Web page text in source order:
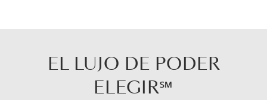
EL LUJO DE PODER
ELEGIR℠